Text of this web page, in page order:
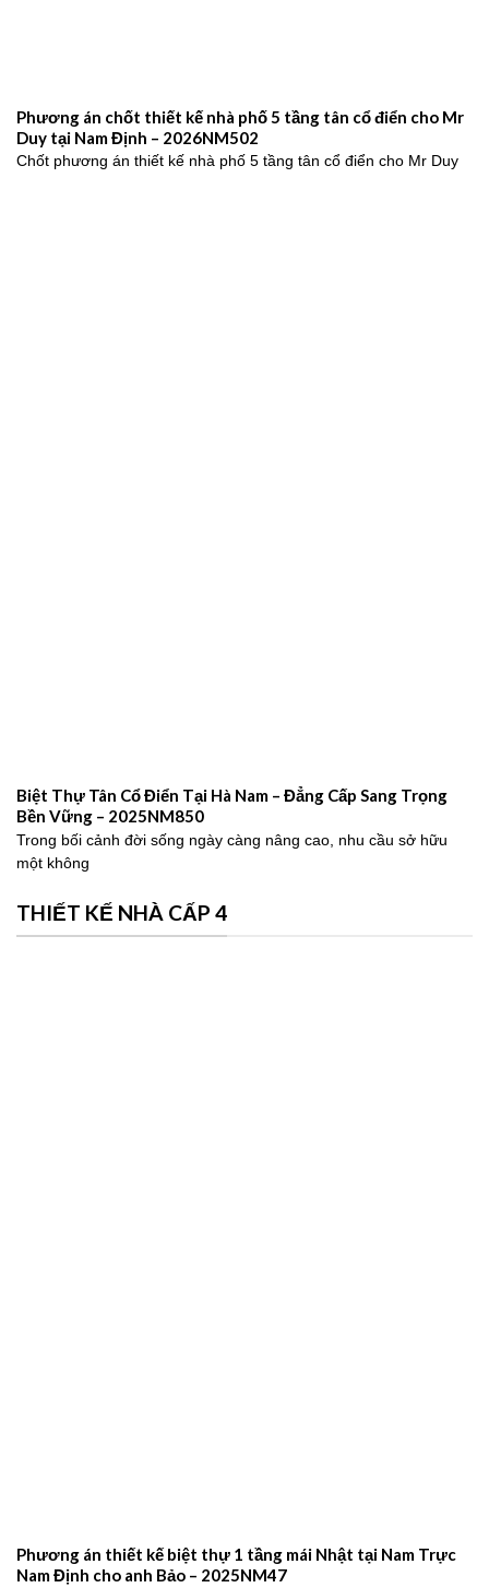
Phương án chốt thiết kế nhà phố 5 tầng tân cổ điển cho Mr
Duy tại Nam Định – 2026NM502
Chốt phương án thiết kế nhà phố 5 tầng tân cổ điển cho Mr Duy
Biệt Thự Tân Cổ Điển Tại Hà Nam – Đẳng Cấp Sang Trọng
Bền Vững – 2025NM850
Trong bối cảnh đời sống ngày càng nâng cao, nhu cầu sở hữu
một không
THIẾT KẾ NHÀ CẤP 4
Phương án thiết kế biệt thự 1 tầng mái Nhật tại Nam Trực
Nam Định cho anh Bảo – 2025NM47